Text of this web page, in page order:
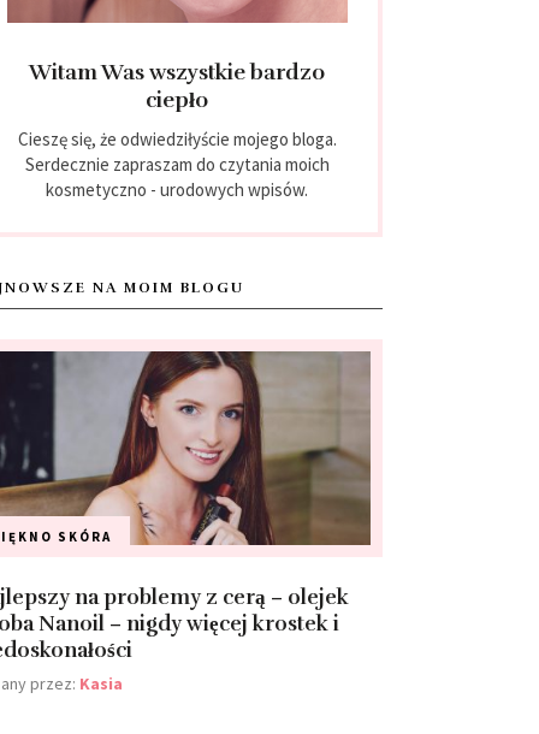
Witam Was wszystkie bardzo
ciepło
Cieszę się, że odwiedziłyście mojego bloga.
Serdecznie zapraszam do czytania moich
kosmetyczno - urodowych wpisów.
NA MOIM BLOGU
SKÓRA
na problemy z cerą – olejek
Nanoil – nigdy więcej krostek i
przez: Kasia